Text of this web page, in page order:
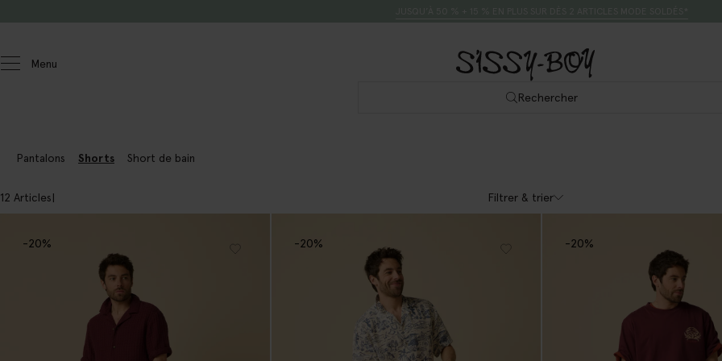
Menu
Rechercher
Pantalons Shorts Short de bain
12 Articles Filtrer & trier
-20% -20% -20%